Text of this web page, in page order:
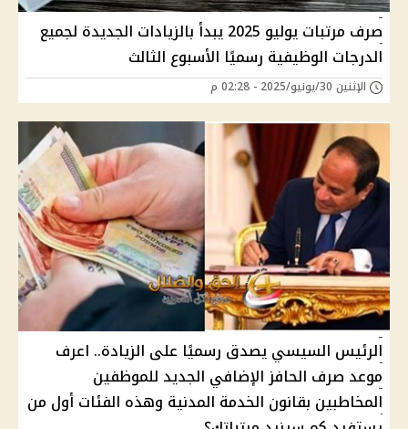
صرف مرتبات يوليو 2025 يبدأ بالزيادات الجديدة لجميع
الدرجات الوظيفية رسميًا الأسبوع الثالث
الإثنين 30/يونيو/2025 - 02:28 م
الرئيس السيسي يصدق رسميًا على الزيادة.. اعرف
موعد صرف الحافز الإضافي الجديد للموظفين
المخاطبين بقانون الخدمة المدنية وهذه الفئات أول من